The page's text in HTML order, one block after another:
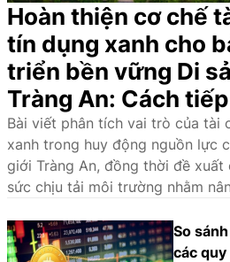
Hoàn thiện cơ chế
tín dụng xanh cho
triển bền vững Di
Tràng An: Cách
sức chịu tải môi
Bài viết phân tích vai trò của tài
xanh trong huy động nguồn lực
giới Tràng An, đồng thời đề
sức chịu tải môi trường nhằm
So sánh
các quy